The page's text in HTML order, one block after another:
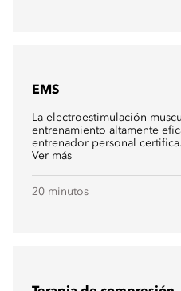
EMS
La electroestimulación
entrenamiento altamente
entrenador personal
Ver más
20 minutos